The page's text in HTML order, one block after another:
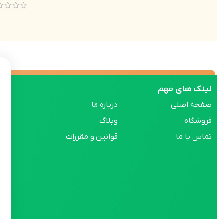
لینک های مهم
صفحه اصلی
فروشگاه
تماس با ما
درباره ما
وبلاگ
قوانین و مقررات